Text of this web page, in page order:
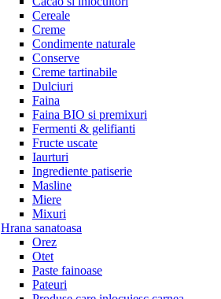
Cereale
Creme
Condimente naturale
Conserve
Creme tartinabile
Dulciuri
Faina
Faina BIO si premixuri
Fermenti & gelifianti
Fructe uscate
Iaurturi
Ingrediente patiserie
Masline
Miere
Mixuri
Hrana sanatoasa
Orez
Otet
Paste fainoase
Pateuri